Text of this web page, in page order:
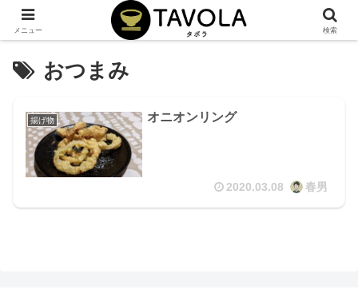
おつまみ
揚げ物 オニオンリング
2020.03.08 春男
メニュー 検索